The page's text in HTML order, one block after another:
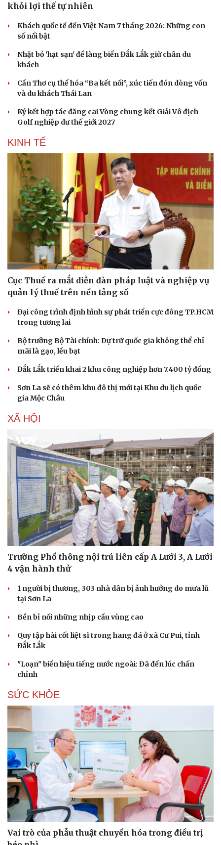
Văn hóa
Sân khấu - Điện ảnh
Văn học
Di sản
Giải trí
Nghệ sĩ
khỏi lợi thế tự nhiên
Khách quốc tế đến Việt Nam 7 tháng 2026: Những con
số nổi bật
Nhặt bỏ 'hạt sạn' để làng biển Đắk Lắk giữ chân du
khách
Cần Thơ cụ thể hóa “Ba kết nối”, xúc tiến đón dòng vốn
và du khách Thái Lan
Ký kết hợp tác đăng cai Vòng chung kết Giải Vô địch
Golf nghiệp dư thế giới 2027
KINH TẾ
Cục Thuế ra mắt diễn đàn pháp luật và nghiệp vụ
quản lý thuế trên nền tảng số
Đại công trình định hình sự phát triển cực đông TP.HCM
trong tương lai
Bộ trưởng Bộ Tài chính: Dự trữ quốc gia không thể chỉ
mãi là gạo, lều bạt
Đắk Lắk triển khai 2 khu công nghiệp hơn 7.400 tỷ đồng
Sơn La sẽ có thêm khu đô thị mới tại Khu du lịch quốc
gia Mộc Châu
XÃ HỘI
Trường Phổ thông nội trú liên cấp A Lưới 3, A Lưới
4 vận hành thử
1 người bị thương, 303 nhà dân bị ảnh hưởng do mưa lũ
tại Sơn La
Bền bỉ nối những nhịp cầu vùng cao
Quy tập hài cốt liệt sĩ trong hang đá ở xã Cư Pui, tỉnh
Đắk Lắk
"Loạn" biển hiệu tiếng nước ngoài: Đã đến lúc chấn
chỉnh
SỨC KHỎE
Vai trò của phẫu thuật chuyển hóa trong điều trị